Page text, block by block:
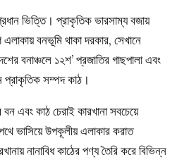
ভিত্তি। প্রাকৃতিক ভারসাম্য বজায়
বনভূমি থাকা দরকার, সেখানে
বনাঞ্চলে ১২শ’ প্রজাতির গাছপালা এবং
প্রাকৃতিক সম্পদ কাঠ।
এবং কাঠ চেরাই কারখানা সবচেয়ে
ভাসিয়ে উপকূলীয় এলাকার করাত
নানাবিধ কাঠের পণ্য তৈরি করে বিভিন্ন